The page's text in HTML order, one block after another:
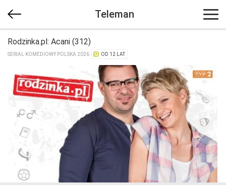
Teleman
Rodzinka.pl: Acani (312)
SERIAL KOMEDIOWY POLSKA 2026 OD 12 LAT